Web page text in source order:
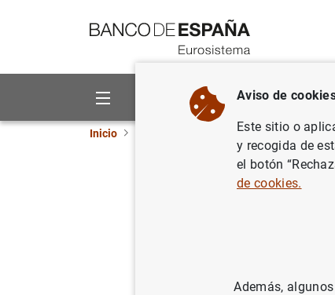
Sobre el Banco Áreas de
Inicio Noticias del
Aviso de
Este sitio o
y recogida de
el botón
de cookies.
Además,